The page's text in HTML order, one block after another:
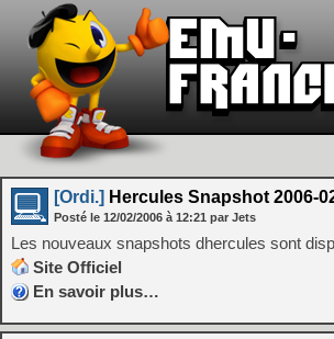
[Ordi.] Hercules Snapshot 2006-
Posté le 12/02/2006 à 12:21 par Jets
Les nouveaux snapshots dhercules sont
Site Officiel
En savoir plus…